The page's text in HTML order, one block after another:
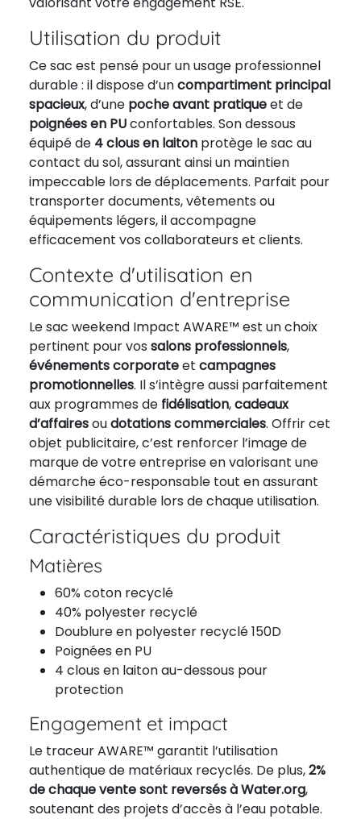
Utilisation du produit
Ce sac est pensé pour un usage professionnel
durable : il dispose d’uncompartiment principal
spacieux, d’une poche avant pratiqueet de
poignées en PUconfortables. Son dessous
équipé de 4 clous en laiton protège le sac au
contact du sol, assurant ainsi un maintien
impeccable lors de déplacements. Parfait pour
transporter documents, vêtements ou
équipements légers, il accompagne
efficacement vos collaborateurs et clients.
Contexte d'utilisation en
communication d'entreprise
Le sac weekend Impact AWARE™ est un choix
pertinent pour vos salons professionnels,
événements corporateet campagnes
promotionnelles. Il s’intègre aussi parfaitement
aux programmes de fidélisation,cadeaux
d’affairesoudotations commerciales. Offrir cet
objet publicitaire, c’est renforcer l’image de
marque de votre entreprise en valorisant une
démarche éco-responsable tout en assurant
une visibilité durable lors de chaque utilisation.
Caractéristiques du produit
Matières
60% coton recyclé
40% polyester recyclé
Doublure en polyester recyclé 150D
Poignées en PU
4 clous en laiton au-dessous pour
protection
Engagement et impact
Le traceur AWARE™ garantit l’utilisation
authentique de matériaux recyclés. De plus,2%
de chaque vente sont reversés à Water.org,
soutenant des projets d’accès à l’eau potable.